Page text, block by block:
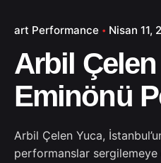
art Performance Nisan 11,
Arbil Çelen
Eminönü
Arbil Çelen Yuca,
performanslar